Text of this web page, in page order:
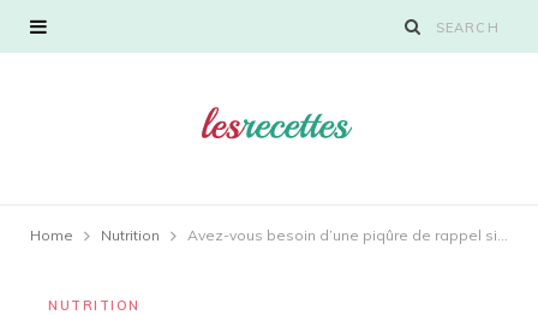
Home Nutrition Avez-vous besoin d’une piqûre de rappel si vous vous faites vacciner et attrapez le COVID-19 ?
NUTRITION